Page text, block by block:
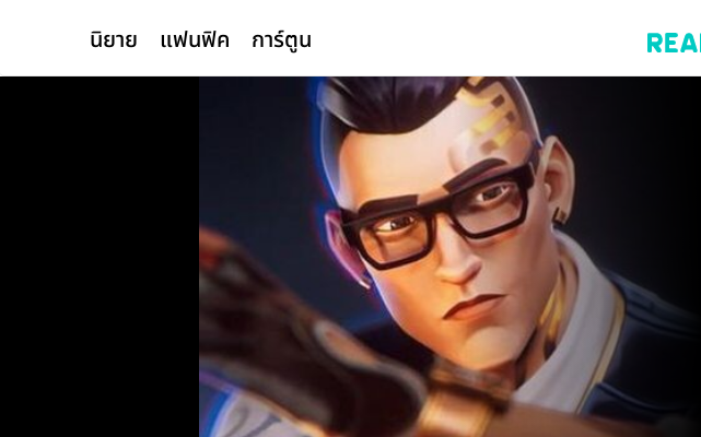
นิยาย แฟนฟิค การ์ตูน